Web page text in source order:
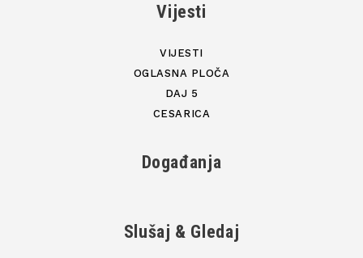
Vijesti
VIJESTI
OGLASNA PLOČA
DAJ 5
CESARICA
Događanja
Slušaj & Gledaj